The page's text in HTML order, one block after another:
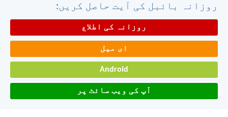
روزانہ بائبل کی آیت حاصل کریں:
روزانہ کی اطلاع
ای میل
Android
آپ کی ویب سائٹ پر